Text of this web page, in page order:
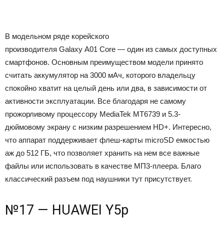
В модельном ряде корейского
производителя Galaxy A01 Core — один из самых доступных
смартфонов. Основным преимуществом модели принято
считать аккумулятор на 3000 мАч, которого владельцу
спокойно хватит на целый день или два, в зависимости от
активности эксплуатации. Все благодаря не самому
прожорливому процессору MediaTek MT6739 и 5.3-
дюймовому экрану с низким разрешением HD+. Интересно,
что аппарат поддерживает флеш-карты microSD емкостью
аж до 512 ГБ, что позволяет хранить на нем все важные
файлы или использовать в качестве МП3-плеера. Благо
классический разъем под наушники тут присутствует.
№17 — HUAWEI Y5p